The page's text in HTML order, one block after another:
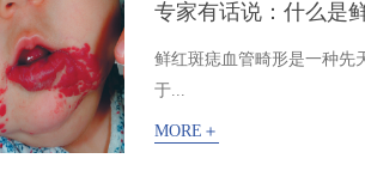
专家有话说：什么是
鲜红斑痣血管畸形是一种先
于...
MORE＋